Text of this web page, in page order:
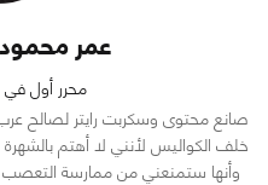
عمر محمود
محرر أول في
صانع محتوى وسكربت رايتر لصالح عرب
خلف الكواليس لأنني لا أهتم
وأنها ستمنعني من ممارسة التعصب